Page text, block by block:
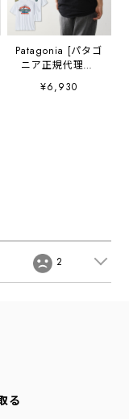
Patagonia [パタゴ
ニア正規代理店]
M's Great Waves
Responsibili-Tee
¥6,930
2
る